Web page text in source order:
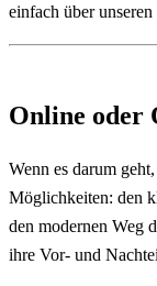
einfach über
Online oder
Wenn es darum
Möglichkeiten: den
den modernen Weg
ihre Vor- und